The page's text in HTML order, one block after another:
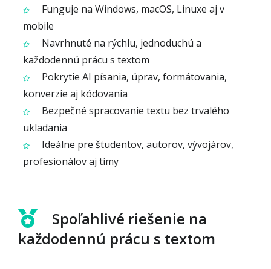
Funguje na Windows, macOS, Linuxe aj v
mobile
Navrhnuté na rýchlu, jednoduchú a
každodennú prácu s textom
Pokrytie AI písania, úprav, formátovania,
konverzie aj kódovania
Bezpečné spracovanie textu bez trvalého
ukladania
Ideálne pre študentov, autorov, vývojárov,
profesionálov aj tímy
Spoľahlivé riešenie na
každodennú prácu s textom